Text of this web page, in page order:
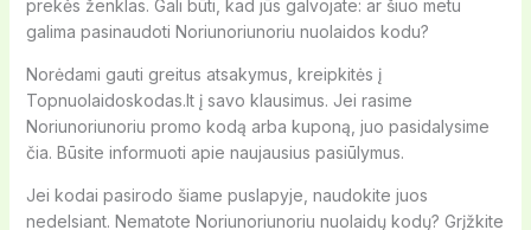
prekės ženklas. Gali būti, kad jūs galvojate: ar šiuo metu
galima pasinaudoti Noriunoriunoriu nuolaidos kodu?
Norėdami gauti greitus atsakymus, kreipkitės į
Topnuolaidoskodas.lt į savo klausimus. Jei rasime
Noriunoriunoriu promo kodą arba kuponą, juo pasidalysime
čia. Būsite informuoti apie naujausius pasiūlymus.
Jei kodai pasirodo šiame puslapyje, naudokite juos
nedelsiant. Nematote Noriunoriunoriu nuolaidų kodų? Grįžkite